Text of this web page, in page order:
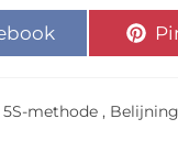
5S-methode , Belijning